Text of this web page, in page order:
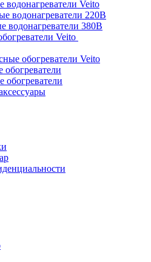
водонагреватели Veito
водонагреватели 220В
водонагреватели 380В
Veito
обогреватели Veito
обогреватели
обогреватели